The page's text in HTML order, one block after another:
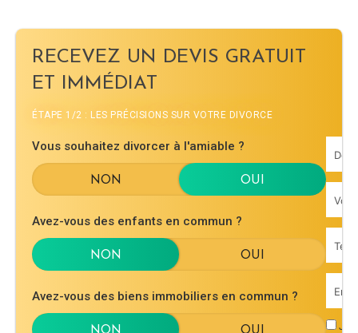
RECEVEZ UN DEVIS GRATUIT
ET IMMÉDIAT
ÉTAPE 1/2 : LES PRÉCISIONS SUR VOTRE DIVORCE
Vous souhaitez divorcer à l'amiable ?
Avez-vous des enfants en commun ?
Avez-vous des biens immobiliers en commun ?